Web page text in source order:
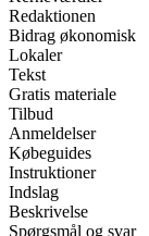
Redaktionen
Bidrag økonomisk
Lokaler
Tekst
Gratis materiale
Tilbud
Anmeldelser
Købeguides
Instruktioner
Indslag
Beskrivelse
Spørgsmål og svar